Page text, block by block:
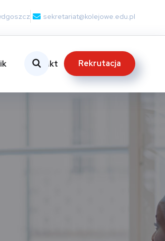
sekretariat@kolejowe.edu.pl
Kontakt Rekrutacja